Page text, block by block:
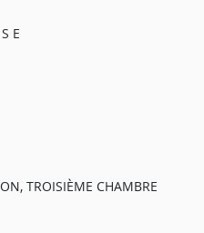
E
TROISIÈME CHAMBRE